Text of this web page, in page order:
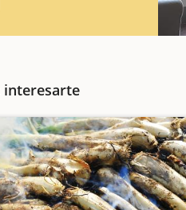
interesarte